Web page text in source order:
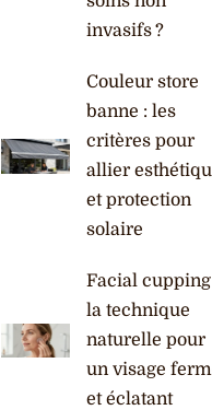
invasifs ?
Couleur store
banne : les
critères pour
allier
et protection
solaire
Facial cupping
la technique
naturelle pour
un visage
et éclatant